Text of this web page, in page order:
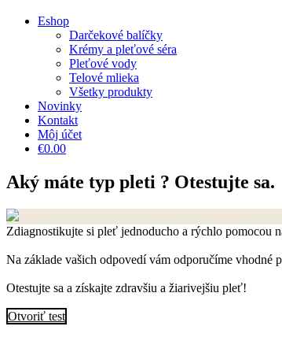
Eshop
Darčekové balíčky
Krémy a pleťové séra
Pleťové vody
Telové mlieka
Všetky produkty
Novinky
Kontakt
Môj účet
€0.00
Aký máte typ pleti ? Otestujte sa.
Zdiagnostikujte si pleť jednoducho a rýchlo pomocou
Na základe vašich odpovedí vám odporučíme vhodné
Otestujte sa a získajte zdravšiu a žiarivejšiu pleť!
Otvoriť test